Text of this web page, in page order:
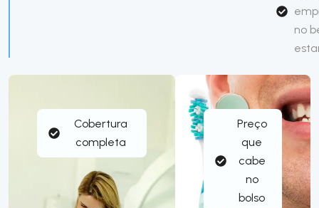
Cobertura
completa
Preço
que
cabe
no
bolso
no